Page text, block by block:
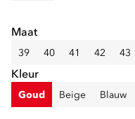
Maat
39 40 41 42 43
Kleur
Goud Beige Blauw